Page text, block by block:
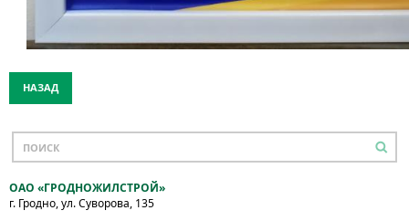
НАЗАД
ОАО «ГРОДНОЖИЛСТРОЙ»
г. Гродно, ул. Суворова, 135